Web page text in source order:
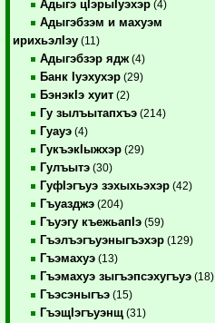
Адыгэ цIэрыIуэхэр (4)
Адыгэбзэм и махуэм
ирихьэлIэу (11)
Адыгэбзэр ядж (4)
Банк Iуэхухэр (29)
БэнэкIэ хуит (2)
Гу зылъытапхъэ (214)
Гуауэ (4)
ГукъэкIыжхэр (29)
Гулъытэ (30)
ГуфIэгъуэ зэхыхьэхэр (42)
Гъуазджэ (204)
Гъуэгу къежьапIэ (59)
Гъэлъэгъуэныгъэхэр (129)
Гъэмахуэ (13)
Гъэмахуэ зыгъэпсэхугъуэ (18)
Гъэсэныгъэ (15)
ГъэщIэгъуэнщ (31)